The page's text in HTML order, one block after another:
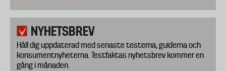
NYHETSBREV
Håll dig uppdaterad med senaste testerna, guiderna och
konsumentnyheterna. Testfaktas nyhetsbrev kommer en
gång i månaden.